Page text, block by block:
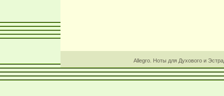
Allegro. Ноты для Духового и